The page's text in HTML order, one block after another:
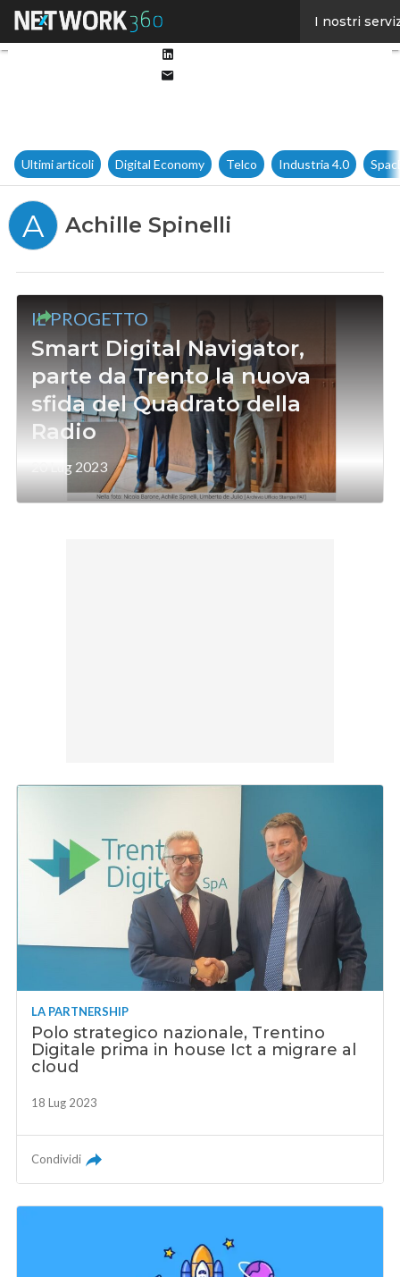
I nostri
Ultimi articoli Digital Economy Telco Industria 4.0
A Achille Spinelli
IL PROGETTO
Smart Digital Navigator,
parte da Trento la nuova
sfida del Quadrato della
Radio
20 Lug 2023
LA PARTNERSHIP
Polo strategico nazionale, Trentino
Digitale prima in house Ict a migrare al
cloud
18 Lug 2023
Condividi